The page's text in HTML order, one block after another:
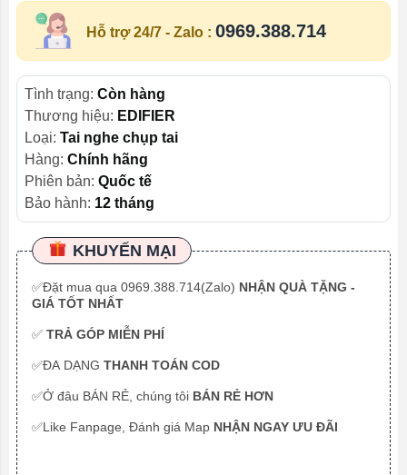
Hỗ trợ 24/7 - Zalo : 0969.388.714
Tình trạng: Còn hàng
Thương hiệu: EDIFIER
Loại: Tai nghe chụp tai
Hàng: Chính hãng
Phiên bản: Quốc tế
Bảo hành: 12 tháng
KHUYẾN MẠI
✅Đặt mua qua 0969.388.714(Zalo) NHẬN QUÀ TẶNG -
GIÁ TỐT NHẤT
✅ TRẢ GÓP MIỄN PHÍ
✅ĐA DẠNG THANH TOÁN COD
✅Ở đâu BÁN RẺ, chúng tôi BÁN RẺ HƠN
✅Like Fanpage, Đánh giá Map NHẬN NGAY ƯU ĐÃI